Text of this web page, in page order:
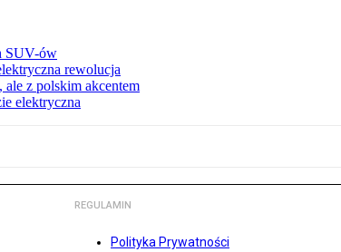
SUV-ów
rewolucja
z polskim akcentem
elektryczna
REGULAMIN
Polityka Prywatności